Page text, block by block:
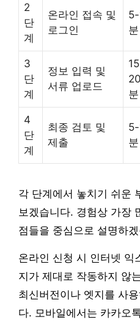
2
단
계
온라인 접속 및
로그인
분
3
단
계
정보 입력 및
서류 업로드
20
분
4
단
계
최종 검토 및
제출
분
각 단계에서 놓치기 쉬운
보겠습니다. 경험상 가장
점들을 중심으로 설명하
온라인 신청 시 인터넷 익
지가 제대로 작동하지 않
최신버전이나 엣지를 사
다. 모바일에서는 카카오